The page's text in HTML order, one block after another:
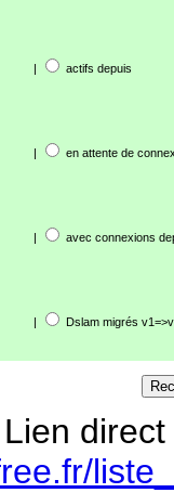
| actifs depuis
| en attente de
| avec connexions
| Dslam migrés
Lien